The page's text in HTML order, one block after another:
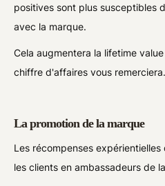
positives sont plus susceptibles
avec la marque.
Cela augmentera la lifetime
chiffre d'affaires vous remerciera.
La promotion de la marque
Les récompenses
les clients en ambassadeurs de